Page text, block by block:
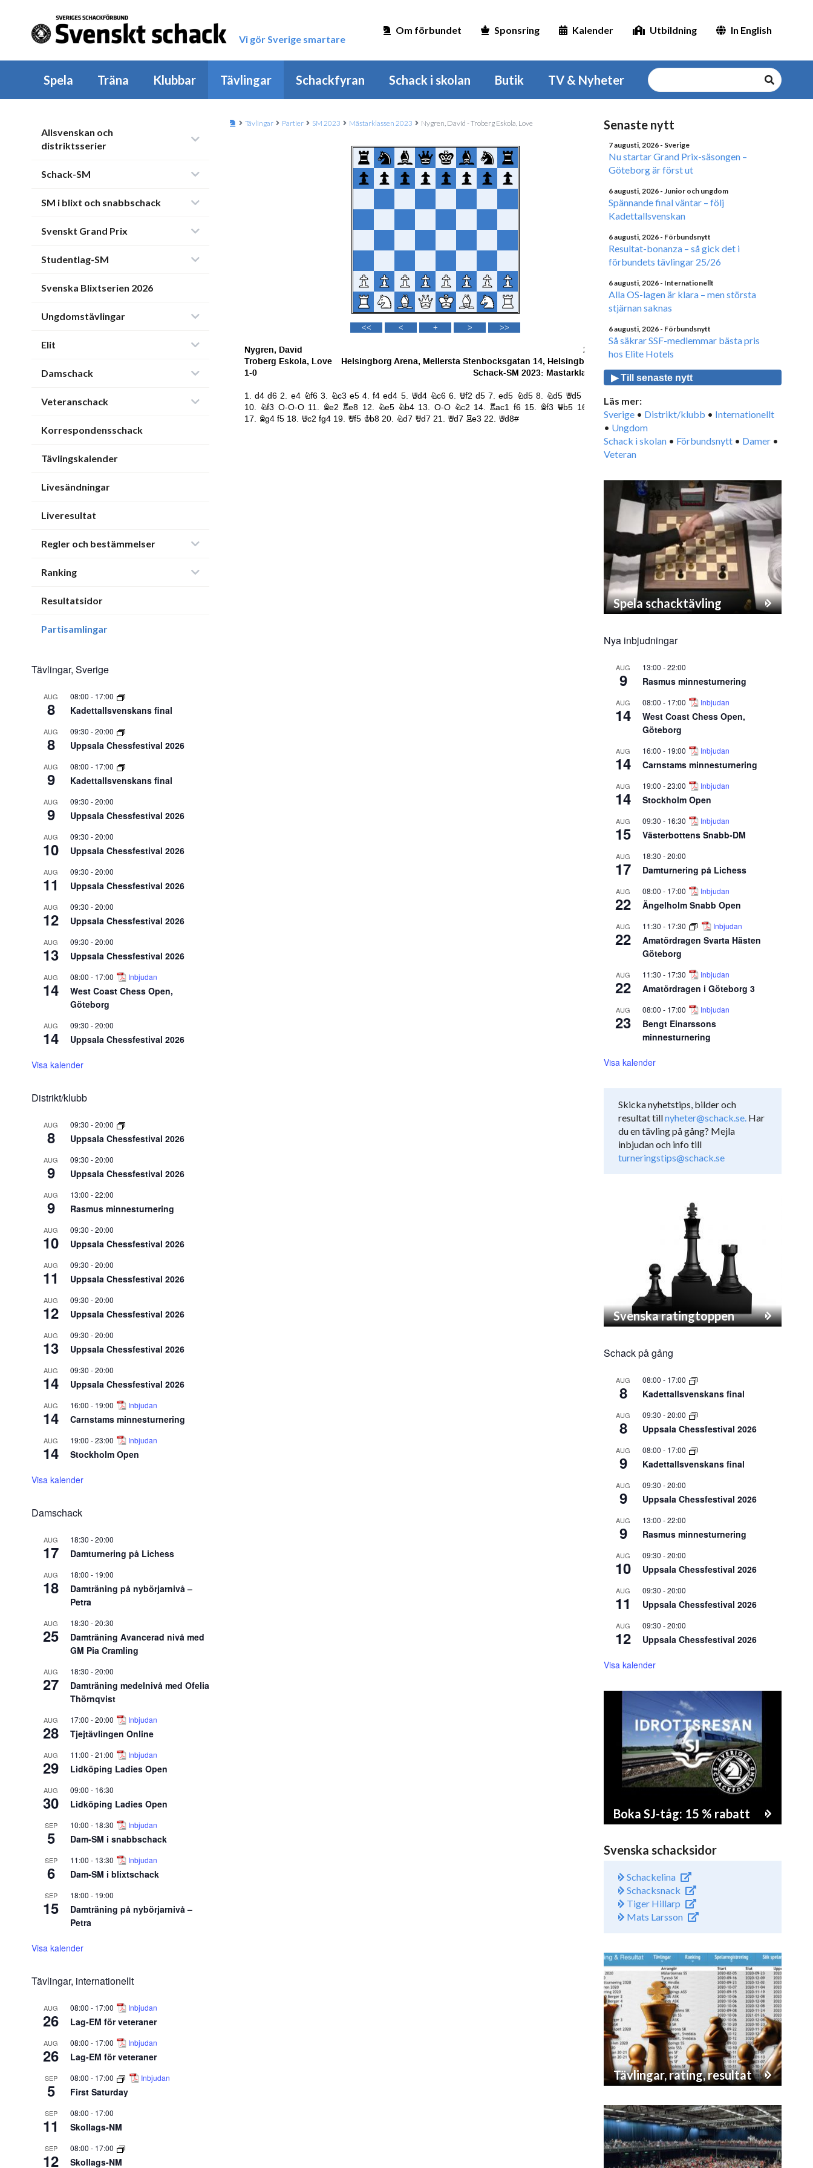
Vi gör Sverige smartare
Om förbundet Sponsring Kalender Utbildning In English
Spela Träna Klubbar Tävlingar Schackfyran Schack i skolan Butik TV & Nyheter
Allsvenskan och
distriktsserier
Schack-SM
SM i blixt och snabbschack
Svenskt Grand Prix
Studentlag-SM
Svenska Blixtserien 2026
Ungdomstävlingar
Elit
Damschack
Veteranschack
Korrespondensschack
Tävlingskalender
Livesändningar
Liveresultat
Regler och bestämmelser
Ranking
Resultatsidor
Partisamlingar
Tävlingar, Sverige
AUG
8
08:00 - 17:00
Kadettallsvenskans final
AUG
8
09:30 -20:00
Uppsala Chessfestival 2026
AUG
9
08:00 - 17:00
Kadettallsvenskans final
AUG
9
09:30 -20:00
Uppsala Chessfestival 2026
AUG
10
09:30 -20:00
Uppsala Chessfestival 2026
AUG
11
09:30 -20:00
Uppsala Chessfestival 2026
AUG
12
09:30 -20:00
Uppsala Chessfestival 2026
AUG
13
09:30 -20:00
Uppsala Chessfestival 2026
AUG
14
08:00 - 17:00 Inbjudan
West Coast Chess Open,
Göteborg
AUG
14
09:30 -20:00
Uppsala Chessfestival 2026
Visa kalender
Distrikt/klubb
AUG
8
09:30 -20:00
Uppsala Chessfestival 2026
AUG
9
09:30 -20:00
Uppsala Chessfestival 2026
AUG
9
13:00 -22:00
Rasmus minnesturnering
AUG
10
09:30 -20:00
Uppsala Chessfestival 2026
AUG
11
09:30 -20:00
Uppsala Chessfestival 2026
AUG
12
09:30 -20:00
Uppsala Chessfestival 2026
AUG
13
09:30 -20:00
Uppsala Chessfestival 2026
AUG
14
09:30 -20:00
Uppsala Chessfestival 2026
AUG
14
16:00 - 19:00 Inbjudan
Carnstams minnesturnering
AUG
14
19:00 -23:00 Inbjudan
Stockholm Open
Visa kalender
Damschack
AUG
17
18:30 -20:00
Damturnering på Lichess
AUG
18
18:00 - 19:00
Damträning på nybörjarnivå –
Petra
AUG
25
18:30 -20:30
Damträning Avancerad nivå med
GM Pia Cramling
AUG
27
18:30 -20:00
Damträning medelnivå med Ofelia
Thörnqvist
AUG
28
17:00 -20:00 Inbjudan
Tjejtävlingen Online
AUG
29
11:00 -21:00 Inbjudan
Lidköping Ladies Open
AUG
30
09:00 - 16:30
Lidköping Ladies Open
SEP
5
10:00 - 18:30 Inbjudan
Dam-SM i snabbschack
SEP
6
11:00 - 13:30 Inbjudan
Dam-SM i blixtschack
SEP
15
18:00 - 19:00
Damträning på nybörjarnivå –
Petra
Visa kalender
Tävlingar, internationellt
AUG
26
08:00 - 17:00 Inbjudan
Lag-EM för veteraner
AUG
26
08:00 - 17:00 Inbjudan
Lag-EM för veteraner
SEP
5
08:00 - 17:00 Inbjudan
First Saturday
SEP
11
08:00 - 17:00
Skollags-NM
SEP
12
08:00 - 17:00
Skollags-NM
Tävlingar Partier SM 2023 Mästarklassen 2023 Nygren, David - Troberg Eskola, Love Senaste nytt
7 augusti, 2026 - Sverige
Nu startar Grand Prix-säsongen –
Göteborg är först ut
6 augusti, 2026 - Junior och ungdom
Spännande final väntar – följ
Kadettallsvenskan
6 augusti, 2026 - Förbundsnytt
Resultat-bonanza – så gick det i
förbundets tävlingar 25/26
6 augusti, 2026 - Internationellt
Alla OS-lagen är klara – men största
stjärnan saknas
6 augusti, 2026 - Förbundsnytt
Så säkrar SSF-medlemmar bästa pris
hos Elite Hotels
▶ Till senaste nytt
Läs mer:
Sverige • Distrikt/klubb • Internationellt
• Ungdom
Schack i skolan • Förbundsnytt • Damer •
Veteran
Spela schacktävling
Nya inbjudningar
AUG
9
13:00 -22:00
Rasmus minnesturnering
AUG
14
08:00 - 17:00 Inbjudan
West Coast Chess Open,
Göteborg
AUG
14
16:00 - 19:00 Inbjudan
Carnstams minnesturnering
AUG
14
19:00 -23:00 Inbjudan
Stockholm Open
AUG
15
09:30 - 16:30 Inbjudan
Västerbottens Snabb-DM
AUG
17
18:30 -20:00
Damturnering på Lichess
AUG
22
08:00 - 17:00 Inbjudan
Ängelholm Snabb Open
AUG
22
11:30 - 17:30 Inbjudan
Amatördragen Svarta Hästen
Göteborg
AUG
22
11:30 - 17:30 Inbjudan
Amatördragen i Göteborg 3
AUG
23
08:00 - 17:00 Inbjudan
Bengt Einarssons
minnesturnering
Visa kalender
Skicka nyhetstips, bilder och
resultat tillnyheter@schack.se. Har
du en tävling på gång? Mejla
inbjudan och info till
turneringstips@schack.se
Svenska ratingtoppen
Schack på gång
AUG
8
08:00 - 17:00
Kadettallsvenskans final
AUG
8
09:30 -20:00
Uppsala Chessfestival 2026
AUG
9
08:00 - 17:00
Kadettallsvenskans final
AUG
9
09:30 -20:00
Uppsala Chessfestival 2026
AUG
9
13:00 -22:00
Rasmus minnesturnering
AUG
10
09:30 -20:00
Uppsala Chessfestival 2026
AUG
11
09:30 -20:00
Uppsala Chessfestival 2026
AUG
12
09:30 -20:00
Uppsala Chessfestival 2026
Visa kalender
Boka SJ-tåg: 15 % rabatt
Svenska schacksidor
Schackelina
Schacksnack
Tiger Hillarp
Mats Larsson
Tävlingar, rating, resultat